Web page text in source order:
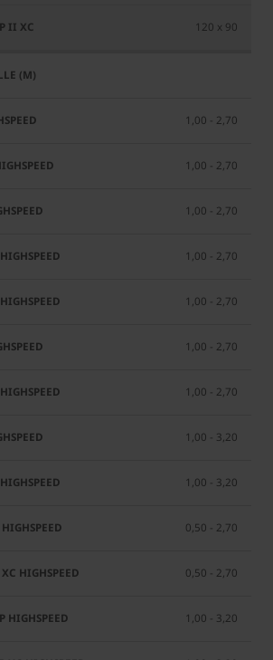
120 x 90
1,00 - 2,70
1,00 - 2,70
1,00 - 2,70
1,00 - 2,70
1,00 - 2,70
1,00 - 2,70
1,00 - 2,70
1,00 - 3,20
1,00 - 3,20
0,50 - 2,70
0,50 - 2,70
1,00 - 3,20